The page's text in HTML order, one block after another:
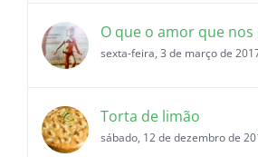
O que o amor que nos
sexta-feira, 3 de março de
Torta de limão
sábado, 12 de dezembro de